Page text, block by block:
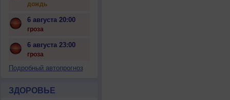
дождь
6 августа 20:00
гроза
6 августа 23:00
гроза
Подробный автопрогноз
ЗДОРОВЬЕ